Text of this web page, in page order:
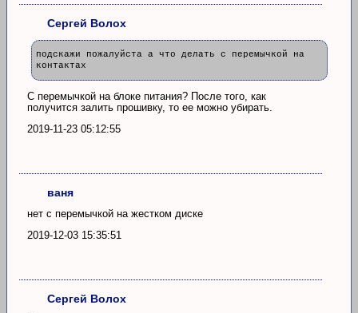
Сергей Волох
подскажи пожалуйста а что делать с перемычкой на
контактах
С перемычкой на блоке питания? После того, как
получится залить прошивку, то ее можно убирать.
2019-11-23 05:12:55
ваня
нет с перемычкой на жестком диске
2019-12-03 15:35:51
Сергей Волох